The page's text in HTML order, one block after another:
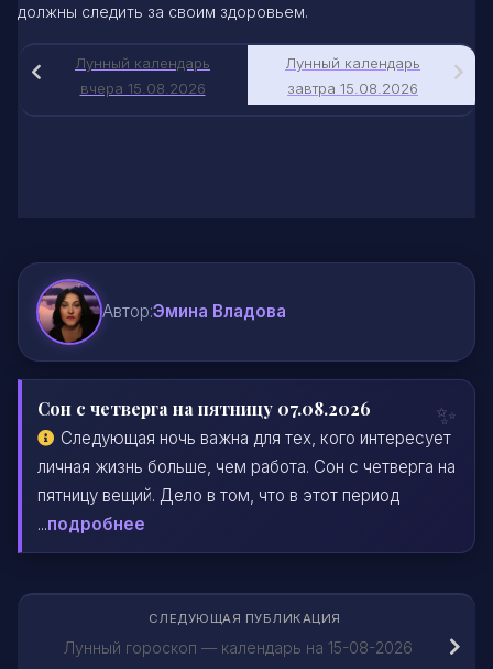
должны следить за своим здоровьем.
Лунный календарь
завтра 15.08.2026
Лунный календарь
вчера 15.08.2026
Автор:Эмина Владова
Сон с четверга на пятницу 07.08.2026
Следующая ночь важна для тех, кого интересует
личная жизнь больше, чем работа. Сон с четверга на
пятницу вещий. Дело в том, что в этот период
...подробнее
СЛЕДУЮЩАЯ ПУБЛИКАЦИЯ
Лунный гороскоп — календарь на 15-08-2026